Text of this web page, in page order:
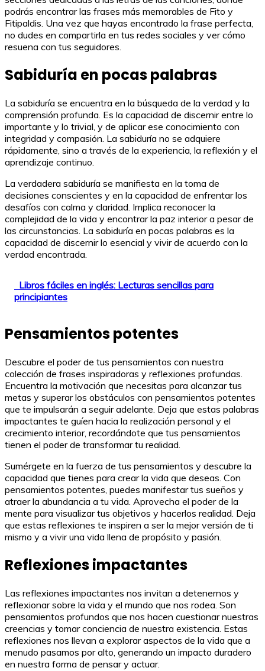
podrás encontrar las frases más memorables de Fito y
Fitipaldis. Una vez que hayas encontrado la frase perfecta,
no dudes en compartirla en tus redes sociales y ver cómo
resuena con tus seguidores.
Sabiduría en pocas palabras
La sabiduría se encuentra en la búsqueda de la verdad y la
comprensión profunda. Es la capacidad de discernir entre lo
importante y lo trivial, y de aplicar ese conocimiento con
integridad y compasión. La sabiduría no se adquiere
rápidamente, sino a través de la experiencia, la reflexión y el
aprendizaje continuo.
La verdadera sabiduría se manifiesta en la toma de
decisiones conscientes y en la capacidad de enfrentar los
desafíos con calma y claridad. Implica reconocer la
complejidad de la vida y encontrar la paz interior a pesar de
las circunstancias. La sabiduría en pocas palabras es la
capacidad de discernir lo esencial y vivir de acuerdo con la
verdad encontrada.
Libros fáciles en inglés: Lecturas sencillas para
principiantes
Pensamientos potentes
Descubre el poder de tus pensamientos con nuestra
colección de frases inspiradoras y reflexiones profundas.
Encuentra la motivación que necesitas para alcanzar tus
metas y superar los obstáculos con pensamientos potentes
que te impulsarán a seguir adelante. Deja que estas palabras
impactantes te guíen hacia la realización personal y el
crecimiento interior, recordándote que tus pensamientos
tienen el poder de transformar tu realidad.
Sumérgete en la fuerza de tus pensamientos y descubre la
capacidad que tienes para crear la vida que deseas. Con
pensamientos potentes, puedes manifestar tus sueños y
atraer la abundancia a tu vida. Aprovecha el poder de la
mente para visualizar tus objetivos y hacerlos realidad. Deja
que estas reflexiones te inspiren a ser la mejor versión de ti
mismo y a vivir una vida llena de propósito y pasión.
Reflexiones impactantes
Las reflexiones impactantes nos invitan a detenernos y
reflexionar sobre la vida y el mundo que nos rodea. Son
pensamientos profundos que nos hacen cuestionar nuestras
creencias y tomar conciencia de nuestra existencia. Estas
reflexiones nos llevan a explorar aspectos de la vida que a
menudo pasamos por alto, generando un impacto duradero
en nuestra forma de pensar y actuar.